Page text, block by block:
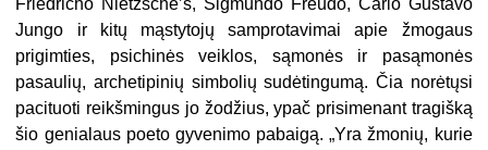
Friedricho Nietzsche’s, Sigmundo Freudo, Carlo Gustavo
Jungo ir kitų mąstytojų samprotavimai apie žmogaus
prigimties, psichinės veiklos, sąmonės ir pasąmonės
pasaulių, archetipinių simbolių sudėtingumą. Čia norėtųsi
pacituoti reikšmingus jo žodžius, ypač prisimenant tragišką
šio genialaus poeto gyvenimo pabaigą. „Yra žmonių, kurie